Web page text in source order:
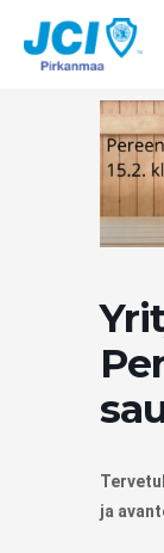
sisältöön
ja